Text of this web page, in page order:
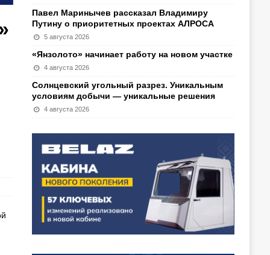
Павел Маринычев рассказал Владимиру
Путину о приоритетных проектах АЛРОСА
5 августа 2026
«Янзолото» начинает работу на новом участке
4 августа 2026
Солнцевский угольный разрез. Уникальным
условиям добычи — уникальные решения
4 августа 2026